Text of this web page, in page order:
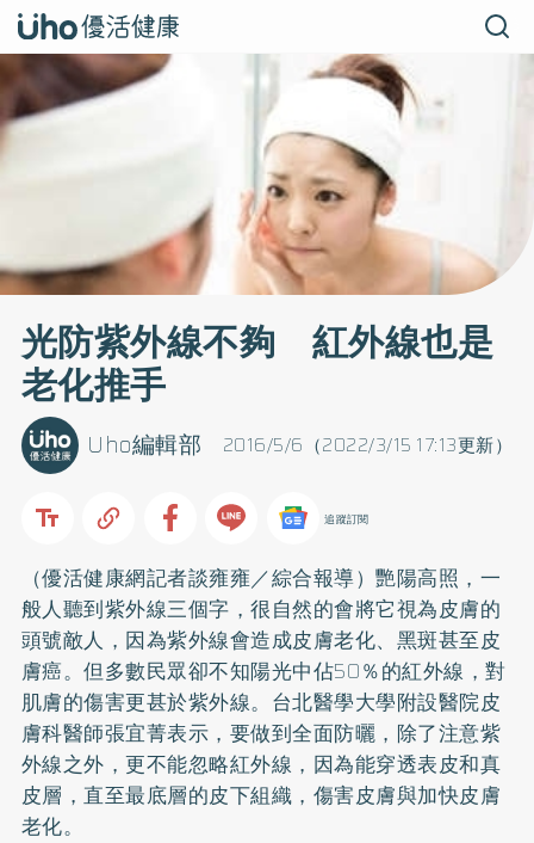
光防紫外線不夠 紅外線也是
老化推手
2016/5/6（2022/3/15 17:13更新）
Uho編輯部
追蹤訂閱
（優活健康網記者談雍雍／綜合報導）艷陽高照，一
般人聽到紫外線三個字，很自然的會將它視為皮膚的
頭號敵人，因為紫外線會造成皮膚老化、 黑斑甚至皮
膚癌。但多數民眾卻不知陽光中佔50％的紅外線，對
肌膚的傷害更甚於紫外線。台北醫學大學附設醫院皮
膚科醫師張宜菁表示，要做到全面防曬 ，除了注意紫
外線之外，更不能忽略紅外線，因為能穿透表皮和真
皮層，直至最底層的皮下組織，傷害皮膚與加快皮膚
老化。